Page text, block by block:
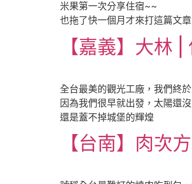
米果第一次分享住宿~~
也拖了快一個月才來打這篇文
【嘉義】大林
全台最美的觀光工廠，我們終於
因為我們很早就出發，太陽還
還是蓋不掉城堡的輝煌
【台南】肉次